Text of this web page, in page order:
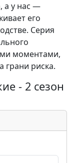
а у нас —
его
Серия
моментами,
грани риска.
- 2 сезон